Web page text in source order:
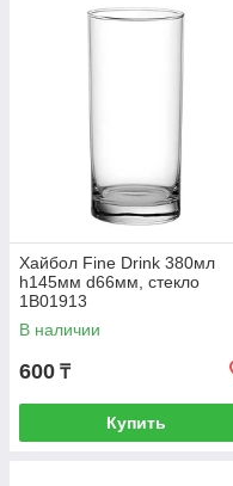
Хайбол Fine Drink 380мл
h145мм d66мм, стекло
1B01913
В наличии
600 ₸
Купить